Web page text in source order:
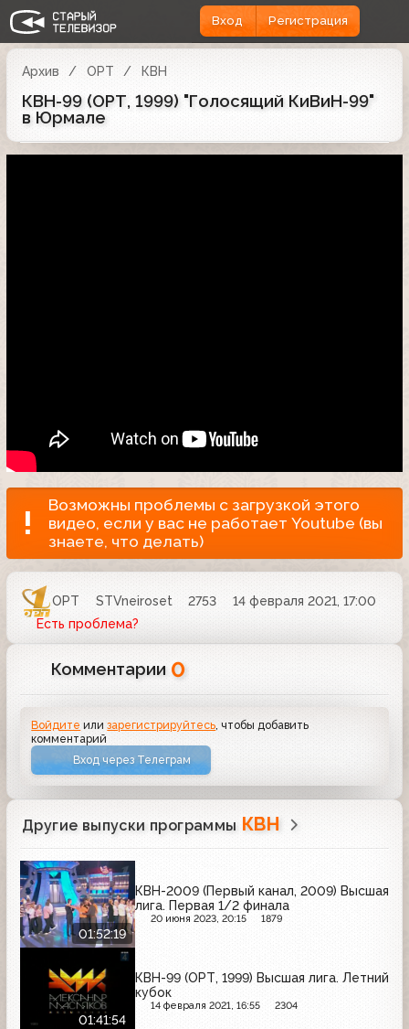
Вход Регистрация
Архив ОРТ КВН
КВН-99 (ОРТ, 1999) "Голосящий КиВиН-99"
в Юрмале
Возможны проблемы с загрузкой этого
видео, если у вас не работает Youtube (вы
знаете, что делать)
ОРТ STVneiroset 2753
14 февраля 2021, 17:00
Есть проблема?
Комментарии 0
Войдите илизарегистрируйтесь , чтобы добавить
комментарий
Вход через Телеграм
Другие выпуски программы КВН
01:52:19
КВН-2009 (Первый канал, 2009) Высшая
лига. Первая 1/2 финала
20 июня 2023, 20:15 1879
01:41:54
КВН-99 (ОРТ, 1999) Высшая лига. Летний
кубок
14 февраля 2021, 16:55 2304